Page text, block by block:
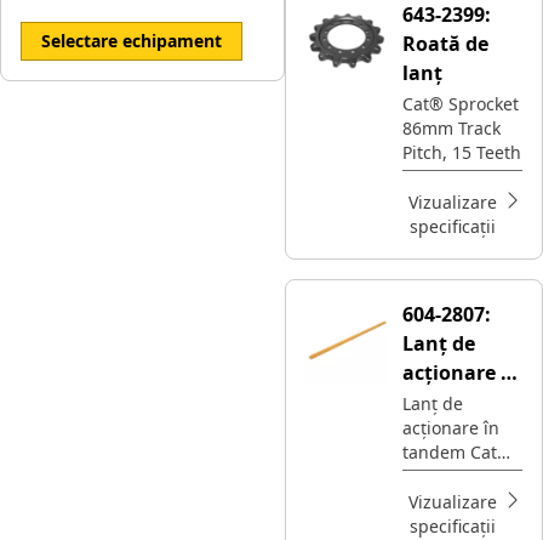
Selectare echipament
643-2399:
Roată de
lanț
Cat® Sprocket
86mm Track
Pitch, 15 Teeth
Vizualizare
specificații
604-2807:
Lanț de
acționare în
tandem
Lanț de
acționare în
tandem Cat®
pentru
utilizarea pe
miniîncărcăto
Vizualizare
specificații